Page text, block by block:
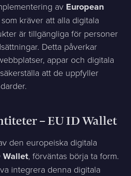
av European
som kräver att alla digitala
är tillgängliga för personer
Detta påverkar
appar och digitala
att de uppfyller
– EU ID Wallet
den europeiska digitala
Wallet, förväntas börja ta form.
integrera denna digitala